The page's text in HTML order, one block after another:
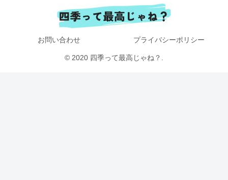
お問い合わせ プライバシーポリシー
© 2020 四季って最高じゃね？.